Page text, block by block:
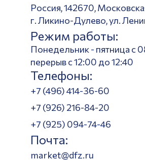
Россия, 142670,
г. Ликино-Дулево, ул.
Режим работы:
Понедельник - пятница с
перерыв с 12:00 до 12:40
Телефоны:
+7 (496) 414-36-60
+7 (926) 216-84-20
+7 (925) 094-74-46
Почта:
market@dfz.ru